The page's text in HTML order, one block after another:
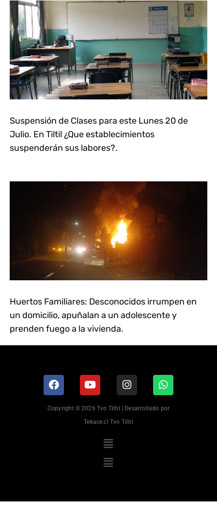
Suspensión de Clases para este Lunes 20 de
Julio. En Tiltil ¿Que establecimientos
suspenderán sus labores?.
Huertos Familiares: Desconocidos irrumpen en
un domicilio, apuñalan a un adolescente y
prenden fuego a la vivienda.
Copyright © 2026 Tvo Tiltil | Desarrollado por
Tekace.cl Tvo Tiltil